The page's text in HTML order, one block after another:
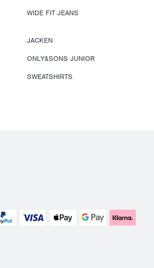
WIDE FIT JEANS
JACKEN
ONLY&SONS JUNIOR
SWEATSHIRTS